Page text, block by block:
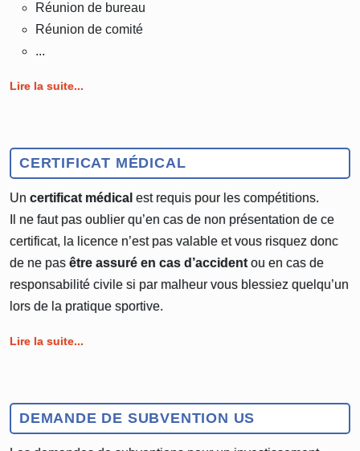
Réunion de bureau
Réunion de comité
...
Lire la suite...
CERTIFICAT MÉDICAL
Un certificat médical est requis pour les compétitions.
Il ne faut pas oublier qu’en cas de non présentation de ce
certificat, la licence n’est pas valable et vous risquez donc
de ne pas être assuré en cas d’accidentou en cas de
responsabilité civile si par malheur vous blessiez quelqu’un
lors de la pratique sportive.
Lire la suite...
DEMANDE DE SUBVENTION US